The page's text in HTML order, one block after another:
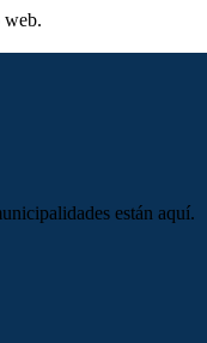
web.
están aquí.